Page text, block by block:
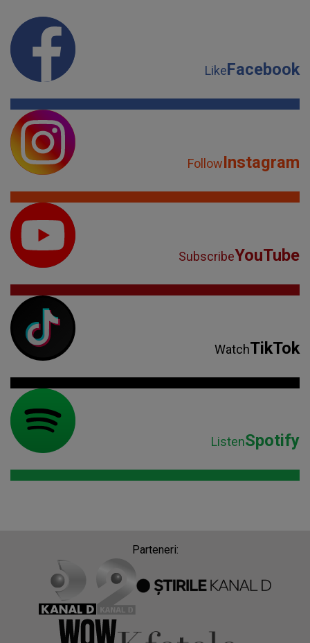
LikeFacebook
FollowInstagram
SubscribeYouTube
WatchTikTok
ListenSpotify
Parteneri: